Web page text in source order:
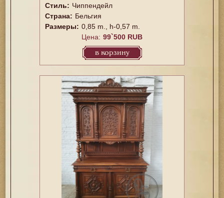
Стиль: Чиппендейл
Страна: Бельгия
Размеры: 0,85 m., h-0,57 m.
Цена: 99`500 RUB
в корзину